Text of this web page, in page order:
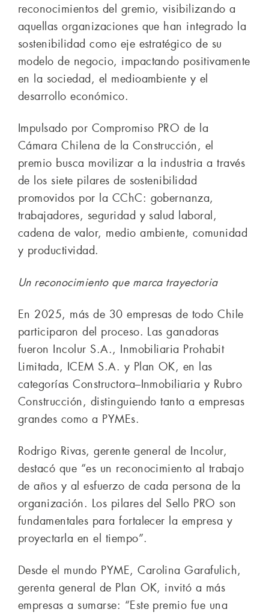
reconocimientos del gremio, visibilizando a
aquellas organizaciones que han integrado la
sostenibilidad como eje estratégico de su
modelo de negocio, impactando positivamente
en la sociedad, el medioambiente y el
desarrollo económico.
Impulsado por Compromiso PRO de la
Cámara Chilena de la Construcción, el
premio busca movilizar a la industria a través
de los siete pilares de sostenibilidad
promovidos por la CChC: gobernanza,
trabajadores, seguridad y salud laboral,
cadena de valor, medio ambiente, comunidad
y productividad.
Un reconocimiento que marca trayectoria
En 2025, más de 30 empresas de todo Chile
participaron del proceso. Las ganadoras
fueron Incolur S.A., Inmobiliaria Prohabit
Limitada, ICEM S.A. y Plan OK, en las
categorías Constructora–Inmobiliaria y Rubro
Construcción, distinguiendo tanto a empresas
grandes como a PYMEs.
Rodrigo Rivas, gerente general de Incolur,
destacó que “es un reconocimiento al trabajo
de años y al esfuerzo de cada persona de la
organización. Los pilares del Sello PRO son
fundamentales para fortalecer la empresa y
proyectarla en el tiempo”.
Desde el mundo PYME, Carolina Garafulich,
gerenta general de Plan OK, invitó a más
empresas a sumarse: “Este premio fue una